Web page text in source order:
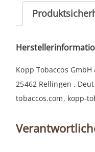
1814
Menge
Kopp Tobaccos
25462 Rellingen ,
tobaccos.com, kopp-